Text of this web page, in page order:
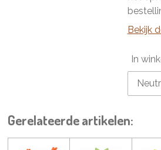
Bekijk
In
Gerelateerde artikelen: